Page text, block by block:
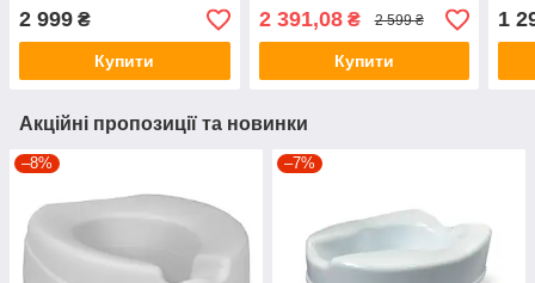
2 999 ₴
Купити
2 391,08₴ 2 599 ₴
Купити
1
Акційні пропозиції та новинки
–8% –7%